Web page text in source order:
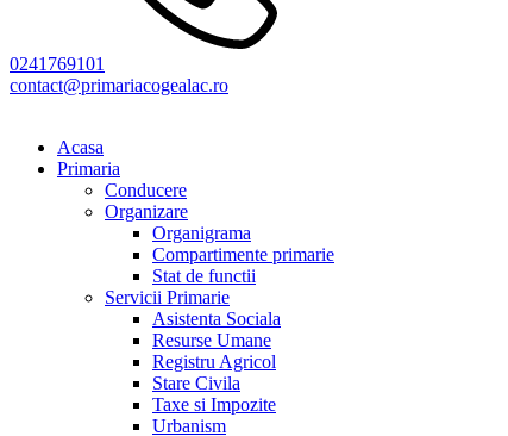
0241769101
contact@primariacogealac.ro
Acasa
Primaria
Conducere
Organizare
Organigrama
Compartimente primarie
Stat de functii
Servicii Primarie
Asistenta Sociala
Resurse Umane
Registru Agricol
Stare Civila
Taxe si Impozite
Urbanism